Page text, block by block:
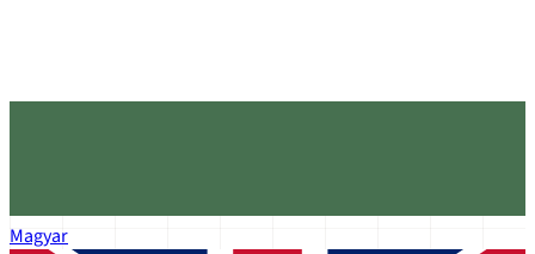
Magyar